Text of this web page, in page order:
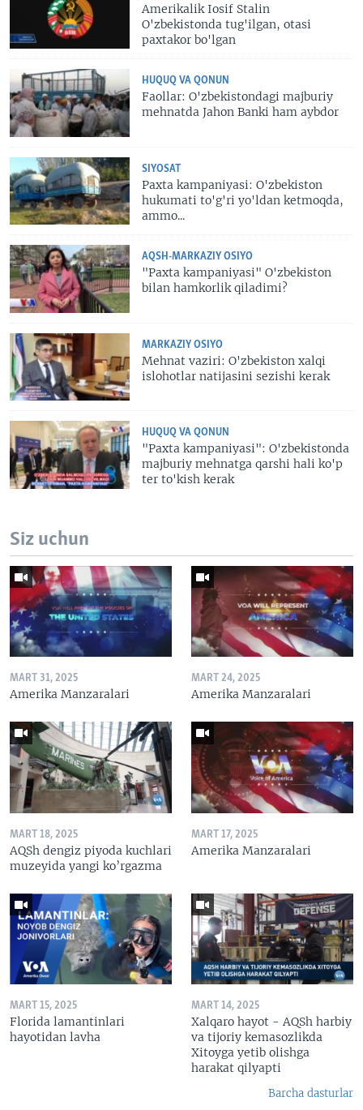
Amerikalik Iosif Stalin
O'zbekistonda tug'ilgan, otasi
paxtakor bo'lgan
HUQUQ VA QONUN
Faollar: O'zbekistondagi majburiy
mehnatda Jahon Banki ham aybdor
SIYOSAT
Paxta kampaniyasi: O'zbekiston
hukumati to'g'ri yo'ldan ketmoqda,
ammo...
AQSH-MARKAZIY OSIYO
"Paxta kampaniyasi" O'zbekiston
bilan hamkorlik qiladimi?
MARKAZIY OSIYO
Mehnat vaziri: O'zbekiston xalqi
islohotlar natijasini sezishi kerak
HUQUQ VA QONUN
"Paxta kampaniyasi": O'zbekistonda
majburiy mehnatga qarshi hali ko'p
ter to'kish kerak
Siz uchun
MART 31, 2025
Amerika Manzaralari
MART 24, 2025
Amerika Manzaralari
MART 18, 2025
AQSh dengiz piyoda kuchlari
muzeyida yangi ko’rgazma
MART 17, 2025
Amerika Manzaralari
MART 15, 2025
Florida lamantinlari
hayotidan lavha
MART 14, 2025
Xalqaro hayot - AQSh harbiy
va tijoriy kemasozlikda
Xitoyga yetib olishga
harakat qilyapti
Barcha dasturlar